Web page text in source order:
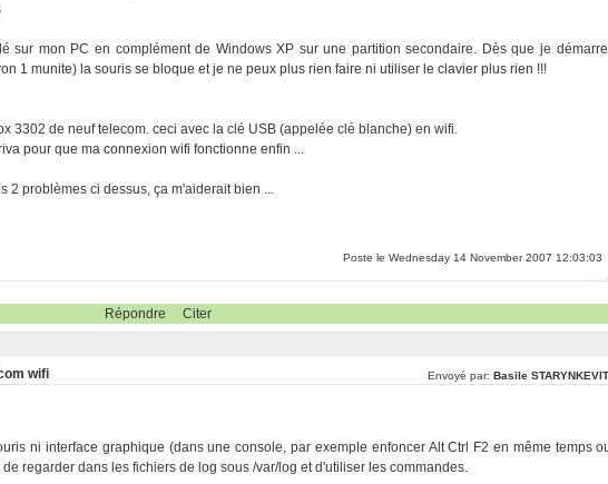
sur mon PC en complément de Windows XP sur une partition secondaire. Dès que je démarre
1 munite) la souris se bloque et je ne peux plus rien faire ni utiliser le clavier plus rien !!!
3302 de neuf telecom. ceci avec la clé USB (appelée clé blanche) en wifi.
pour que ma connexion wifi fonctionne enfin ...
2 problèmes ci dessus, ça m'aiderait bien ...
Poste le Wednesday 14 November 2007 12:03:03
Répondre Citer
wifi Envoyé par: Basile
ni interface graphique (dans une console, par exemple enfoncer Alt Ctrl F2 en même temps
regarder dans les fichiers de log sous /var/log et d'utiliser les commandes.